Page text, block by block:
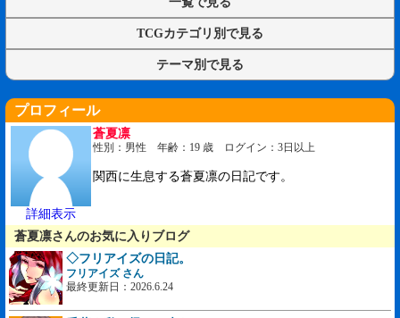
TCGカテゴリ別で見る
テーマ別で見る
プロフィール
詳細表示
蒼夏凛
性別：男性 年齢：19 歳 ログイン：3日以上
関西に生息する蒼夏凛の日記です。
蒼夏凛さんのお気に入りブログ
◇フリアイズの日記。
フリアイズ さん
最終更新日：2026.6.24